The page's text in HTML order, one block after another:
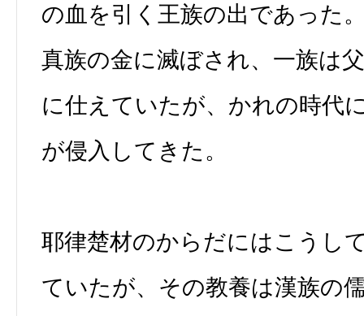
の血を引く王族の出であった
真族の金に滅ぼされ、一族は
に仕えていたが、かれの時代
が侵入してきた。
耶律楚材のからだにはこうし
ていたが、その教養は漢族の